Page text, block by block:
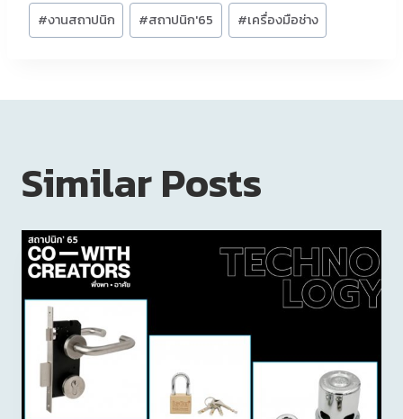
#งานสถาปนิก #สถาปนิก'65 #เครื่องมือช่าง
Similar Posts